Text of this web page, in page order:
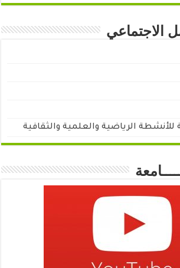
الاجتماعي
للأنشطة الرياضية والعلمية والثقافية